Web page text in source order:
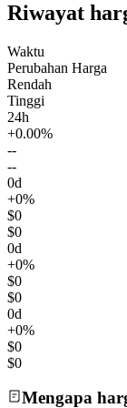
Riwayat
Waktu
Perubahan Harga
Rendah
Tinggi
24h
+0.00%
--
--
0d
+0%
$0
$0
0d
+0%
$0
$0
0d
+0%
$0
$0
Mengapa